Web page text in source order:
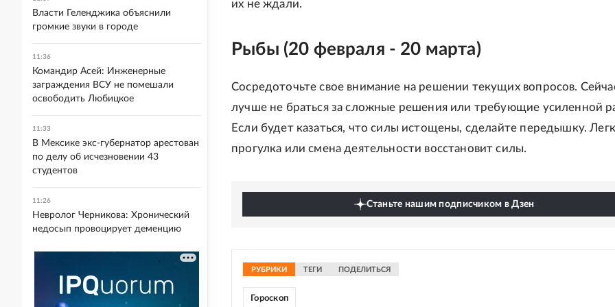
их не ждали.
Рыбы (20 февраля - 20 марта)
Сосредоточьте свое внимание на решении текущих вопросов.
лучше не браться за сложные решения или требующие усиленной
Если будет казаться, что силы истощены, сделайте передышку.
прогулка или смена деятельности восстановит силы.
Станьте нашим подписчиком в Дзен
РУБРИКИ ТЕГИ ПОДЕЛИТЬСЯ
Гороскоп
Власти Геленджика объяснили
громкие звуки в городе
11:36
Командир Асей: Инженерные
заграждения ВСУ не помешали
освободить Любицкое
11:33
В Мексике экс-губернатор арестован
по делу об исчезновении 43
студентов
11:26
Невролог Черникова: Хронический
недосып провоцирует деменцию